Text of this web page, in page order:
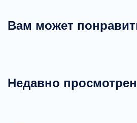
Вам может
Недавно